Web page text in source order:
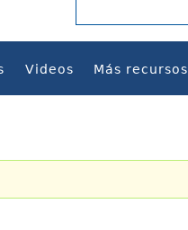
Videos Más recursos